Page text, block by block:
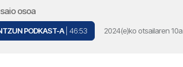
osoa
PODKAST-A | 46:53 2024(e)ko otsailaren 10a